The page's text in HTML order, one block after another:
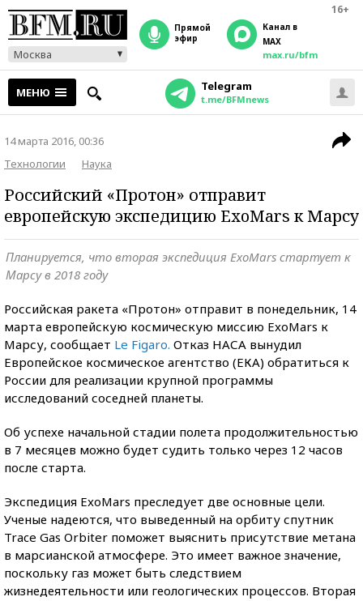
16+
Москва
прямой
эфир
Канал в
MAX
max.ru/bfm
МЕНЮ Telegram
t.me/BFMnews
14 марта 2016, 00:36
Технологии
Наука
Российский «Протон» отправит
европейскую экспедицию ExoMars к Марсу
Планируется, что вторая экспедиция ExoMars стартует к
Марсу в 2018 году
Российская ракета «Протон» отправит в понедельник, 14
марта европейскую космическую миссию ExoMars к
Марсу, сообщает Le Figaro. Отказ НАСА вынудил
Европейское космическое агентство (ЕКА) обратиться к
России для реализации крупной программы
исследований соседней планеты.
Об успехе начальной стадии полета продолжительностью
в 7 месяцев можно будет судить только через 12 часов
после старта.
Экспедиция ExoMars преследует две основные цели.
Ученые надеются, что выведенный на орбиту спутник
Trace Gas Orbiter поможет выяснить присутствие метана
в марсианской атмосфере. Это имеет важное значение,
поскольку газ может быть следствием
жизнедеятельности или геологических процессов. Вторая